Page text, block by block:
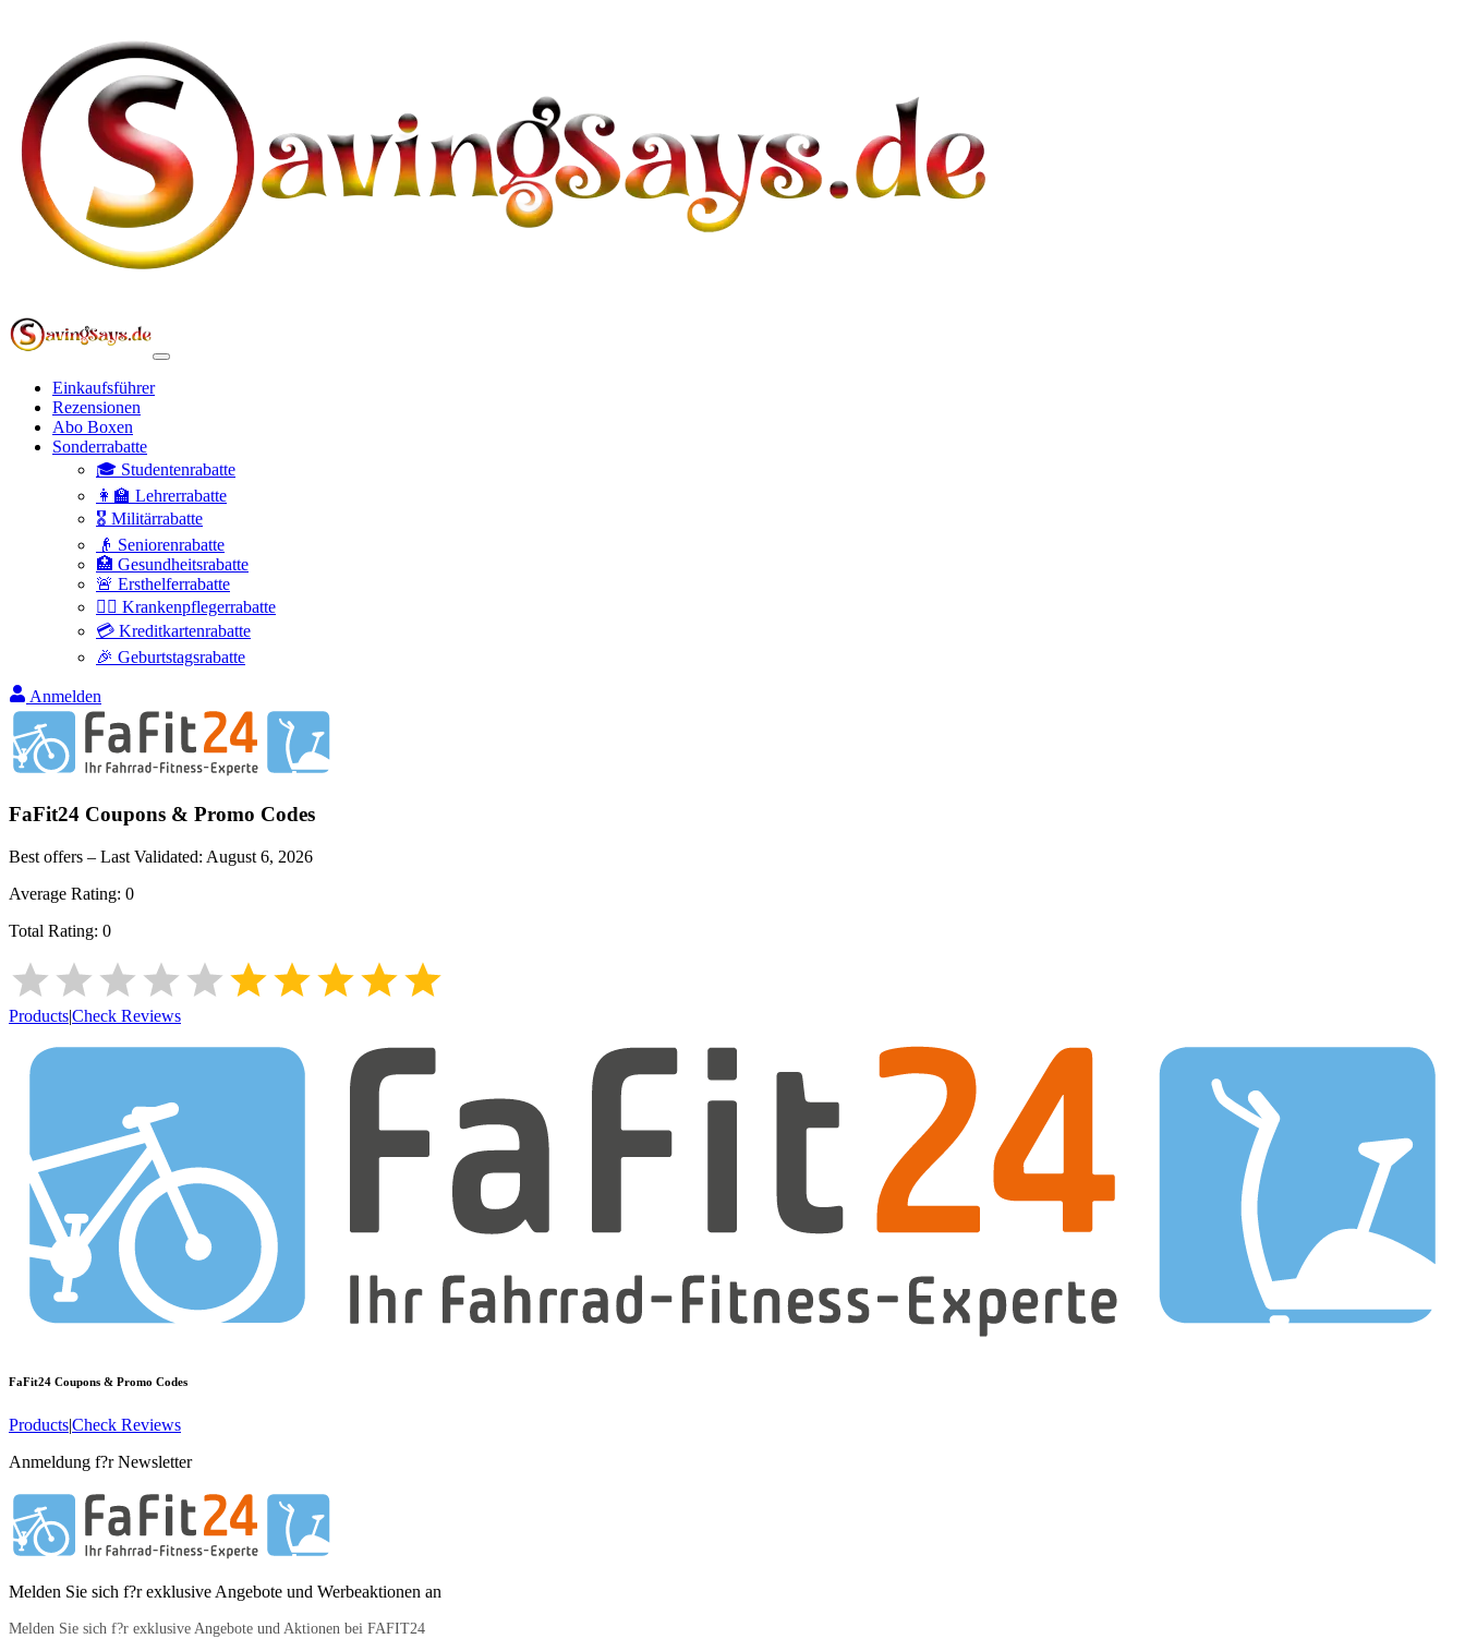
Einkaufsführer
Rezensionen
Abo Boxen
Sonderrabatte
🎓 Studentenrabatte
👩‍🏫 Lehrerrabatte
🎖️ Militärrabatte
👴 Seniorenrabatte
🏥 Gesundheitsrabatte
🚨 Ersthelferrabatte
👩‍⚕️ Krankenpflegerrabatte
💳 Kreditkartenrabatte
🎉 Geburtstagsrabatte
Anmelden
FaFit24 Coupons & Promo Codes
Best offers – Last Validated: August 6, 2026
Average Rating: 0
Total Rating: 0
Products|Check Reviews
FaFit24 Coupons & Promo Codes
Products|Check Reviews
Anmeldung f?r Newsletter
Melden Sie sich f?r exklusive Angebote und Werbeaktionen an
Melden Sie sich f?r exklusive Angebote und Aktionen bei FAFIT24